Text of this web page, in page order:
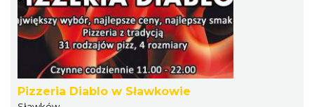
Pizzeria Diablo w Sławkowie